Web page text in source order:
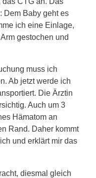
Dem Baby geht es
ich eine Einlage,
gestochen und
muss ich
Ab jetzt werde ich
Die Ärztin
Auch um 3
Hämatom an
Rand. Daher kommt
und erklärt mir das
diesmal gleich